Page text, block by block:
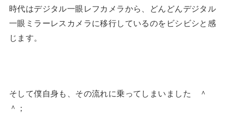
時代はデジタル一眼レフカメラから、どんどんデジタル
一眼ミラーレスカメラに移行しているのをビシビシと感
じます。
そして僕自身も、その流れに乗ってしまいました ＾
＾；